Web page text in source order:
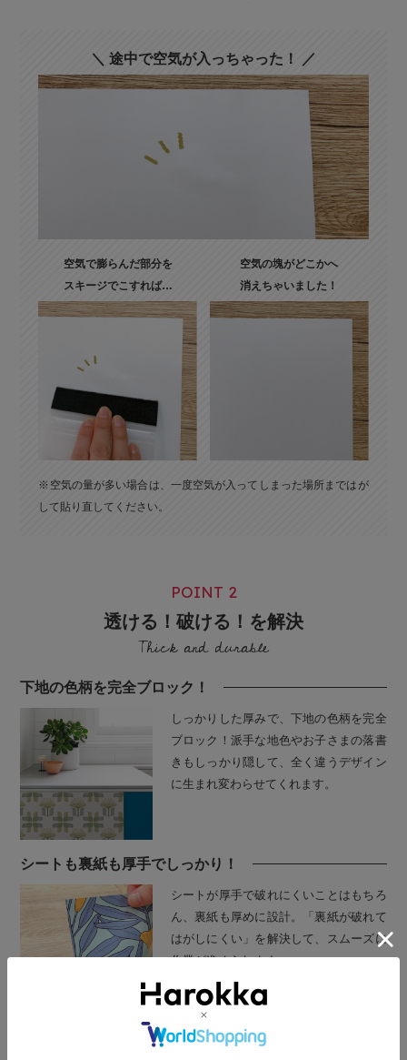
＼ 途中で空気が入っちゃった！ ／
空気で膨らんだ部分を
スキージでこすれば…
空気の塊がどこかへ
消えちゃいました！
※空気の量が多い場合は、一度空気が入ってしまった場所まではが
して貼り直してください。
POINT 2
透ける！破ける！を解決
Thick and durable
下地の色柄を完全ブロック！
しっかりした厚みで、下地の色柄を完全
ブロック！派手な地色やお子さまの落書
きもしっかり隠して、全く違うデザイン
に生まれ変わらせてくれます。
シートも裏紙も厚手でしっかり！
シートが厚手で破れにくいことはもちろ
ん、裏紙も厚めに設計。「裏紙が破れて
はがしにくい」を解決して、スムーズに
作業が進められます。